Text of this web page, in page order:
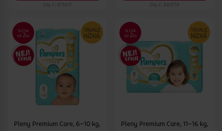
Obj. č.: 871617 Obj. č.: 883719
Pleny Premium Care, 6–10 kg,
Pleny Premium Care, 11–16 kg,